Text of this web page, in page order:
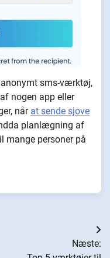
sms-værktøj,
nogen app eller
når at sende sjove
planlægning af
mange personer på
Næste: